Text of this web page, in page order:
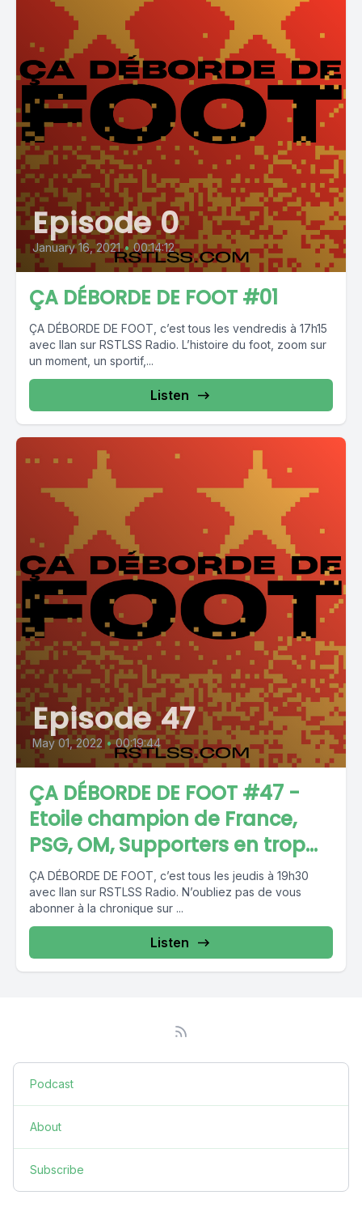
Episode 0
January 16, 2021 • 00:14:12
ÇA DÉBORDE DE FOOT #01
ÇA DÉBORDE DE FOOT, c’est tous les vendredis à 17h15
avec Ilan sur RSTLSS Radio. L’histoire du foot, zoom sur
un moment, un sportif,...
Listen
Episode 47
May 01, 2022 • 00:19:44
ÇA DÉBORDE DE FOOT #47 -
Etoile champion de France,
PSG, OM, Supporters en trop...
ÇA DÉBORDE DE FOOT, c’est tous les jeudis à 19h30
avec Ilan sur RSTLSS Radio. N’oubliez pas de vous
abonner à la chronique sur ...
Listen
Podcast
About
Subscribe